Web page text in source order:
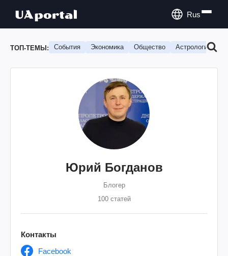
Rus
ТОП-ТЕМЫ: События Экономика Общество Астрология
Юрий Богданов
Блогер
100 статей
Контакты
Facebook